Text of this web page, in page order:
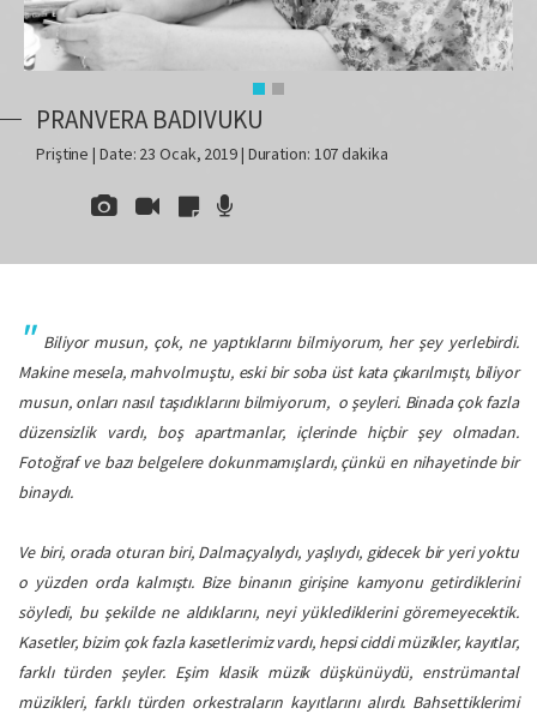
PRANVERA BADIVUKU
Priştine | Date: 23 Ocak, 2019 | Duration: 107 dakika
Biliyor musun, çok, ne yaptıklarını bilmiyorum, her şey yerlebirdi.
Makine mesela, mahvolmuştu, eski bir soba üst kata çıkarılmıştı, biliyor
musun, onları nasıl taşıdıklarını bilmiyorum, o şeyleri. Binada çok fazla
düzensizlik vardı, boş apartmanlar, içlerinde hiçbir şey olmadan.
Fotoğraf ve bazı belgelere dokunmamışlardı, çünkü en nihayetinde bir
binaydı.
Ve biri, orada oturan biri, Dalmaçyalıydı, yaşlıydı, gidecek bir yeri yoktu
o yüzden orda kalmıştı. Bize binanın girişine kamyonu getirdiklerini
söyledi, bu şekilde ne aldıklarını, neyi yüklediklerini göremeyecektik.
Kasetler, bizim çok fazla kasetlerimiz vardı, hepsi ciddi müzikler, kayıtlar,
farklı türden şeyler. Eşim klasik müzik düşkünüydü, enstrümantal
müzikleri, farklı türden orkestraların kayıtlarını alırdı. Bahsettiklerimi